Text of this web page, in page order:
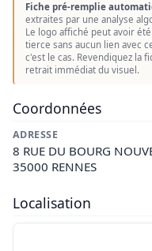
Fiche pré-remplie
extraites par une analyse
Le logo affiché peut avoir
tierce sans aucun lien avec
c'est le cas. Revendiquez la
retrait immédiat du visuel.
Coordonnées
ADRESSE
8 RUE DU BOURG
35000 RENNES
Localisation